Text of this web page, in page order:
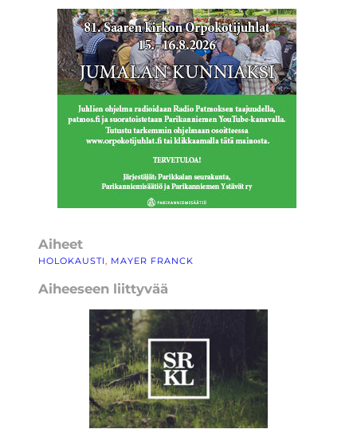
Aiheet
HOLOKAUSTI, MAYER FRANCK
Aiheeseen liittyvää